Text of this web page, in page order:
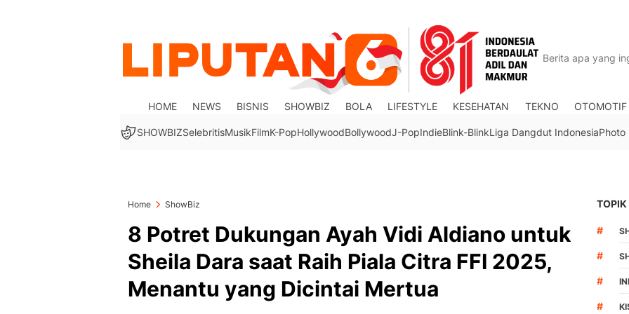
HOME NEWS BISNIS SHOWBIZ BOLA LIFESTYLE KESEHATAN TEKNO OTOMOTIF
SHOWBIZSelebritisMusikFilmK-PopHollywoodBollywoodJ-PopIndieBlink-BlinkLiga Dangdut IndonesiaPhoto
Home ShowBiz
8 Potret Dukungan Ayah Vidi Aldiano untuk
Sheila Dara saat Raih Piala Citra FFI 2025,
Menantu yang Dicintai Mertua
TOPIK
#
#
#
#